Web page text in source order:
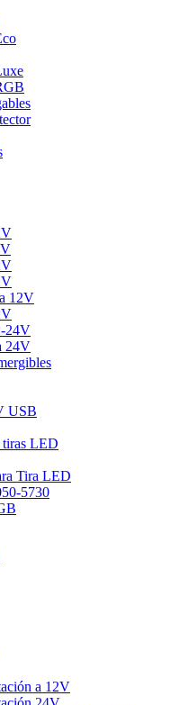
12V
24V
24V
USB
tiras LED
Tira LED
5730
a 12V